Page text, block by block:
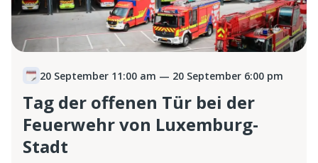
20 September 11:00 am — 20 September 6:00 pm
Tag der offenen Tür bei der
Feuerwehr von Luxemburg-
Stadt